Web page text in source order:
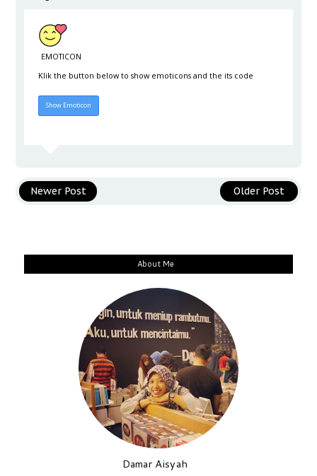
EMOTICON
Klik the button below to show emoticons and the its code
Hide Emoticon
Show Emoticon
Newer Post Older Post
About Me
Damar Aisyah